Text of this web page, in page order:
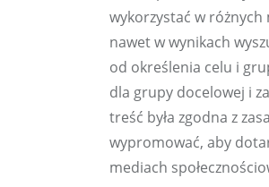
wykorzystać w różnych
nawet w wynikach
od określenia celu i
dla grupy docelowej i
treść była zgodna z
wypromować, aby
mediach